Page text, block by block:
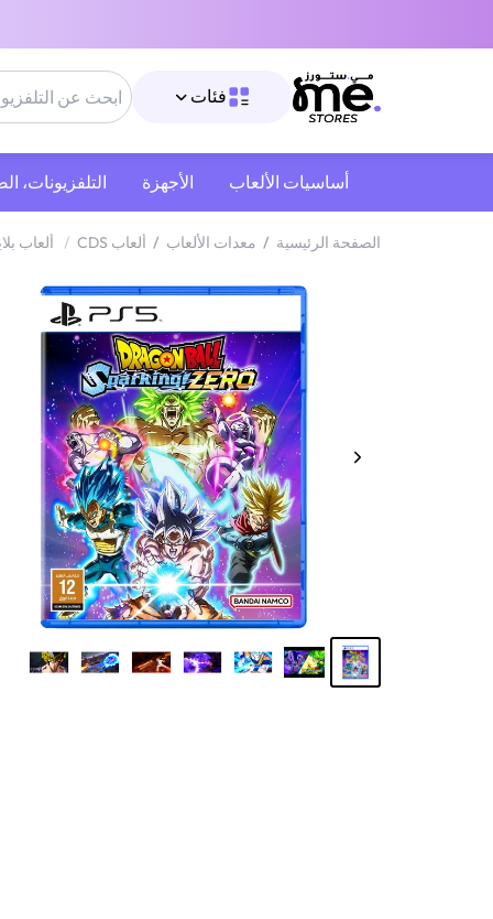
فئات
أساسيات الألعاب الأجهزة التلفزيونات،
الصفحة الرئيسية / معدات الألعاب / ألعاب CDS / ألعاب